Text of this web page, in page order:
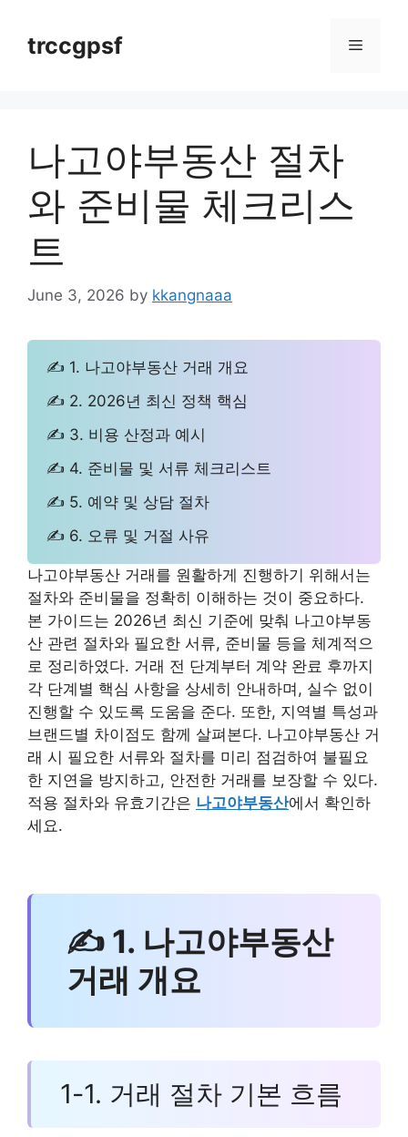
contenttrccgpsf Menu
나고야부동산 절차
와 준비물 체크리스
트
June 3, 2026 by kkangnaaa
✍ 1. 나고야부동산 거래 개요
✍ 2. 2026년 최신 정책 핵심
✍ 3. 비용 산정과 예시
✍ 4. 준비물 및 서류 체크리스트
✍ 5. 예약 및 상담 절차
✍ 6. 오류 및 거절 사유
나고야부동산 거래를 원활하게 진행하기 위해서는
절차와 준비물을 정확히 이해하는 것이 중요하다.
본 가이드는 2026년 최신 기준에 맞춰 나고야부동
산 관련 절차와 필요한 서류, 준비물 등을 체계적으
로 정리하였다. 거래 전 단계부터 계약 완료 후까지
각 단계별 핵심 사항을 상세히 안내하며, 실수 없이
진행할 수 있도록 도움을 준다. 또한, 지역별 특성과
브랜드별 차이점도 함께 살펴본다. 나고야부동산 거
래 시 필요한 서류와 절차를 미리 점검하여 불필요
한 지연을 방지하고, 안전한 거래를 보장할 수 있다.
적용 절차와 유효기간은 나고야부동산에서 확인하
세요.
✍ 1. 나고야부동산
거래 개요
1-1. 거래 절차 기본 흐름